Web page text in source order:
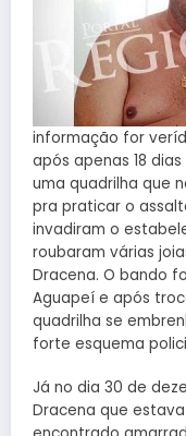
informação for
após apenas 18
uma quadrilha que
pra praticar o
invadiram o
roubaram várias
Dracena. O bando
Aguapeí e após
quadrilha se
forte esquema
Já no dia 30 de
Dracena que